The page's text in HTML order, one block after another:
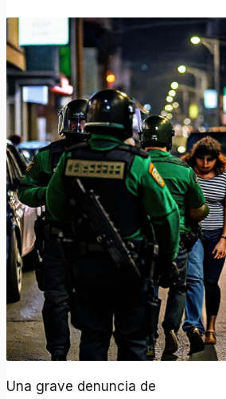
Una grave denuncia de